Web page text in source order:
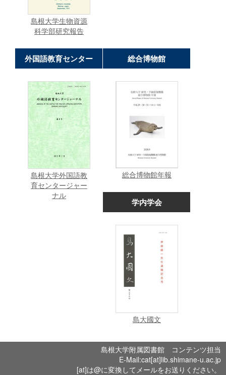
島根大学生物資源
科学部研究報告
外国語教育センター
島根大学外国語教
育センタージャー
ナル
総合博物館
総合博物館年報
学内学会
島大國文
島根大学附属図書館 コンテンツ担当
E-Mail:cat[at]lib.shimane-u.ac.jp
[at]は@に変換してメールをお送りください。